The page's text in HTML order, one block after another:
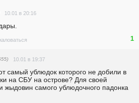
10.01 в 20:16
1
10.01 в 19:37
самый ублюдок которого не добили в
на СБУ на острове? Для своей
жыдовин самого ублюдочного падонка